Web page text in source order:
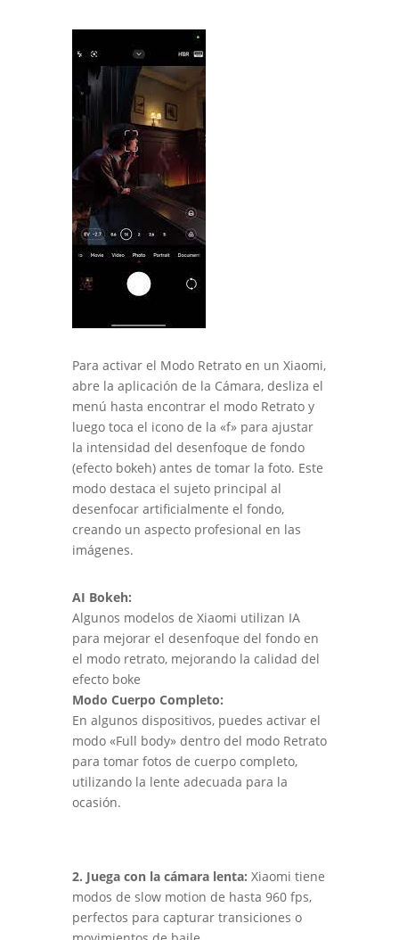
Para activar el Modo Retrato en un Xiaomi,
abre la aplicación de la Cámara, desliza el
menú hasta encontrar el modo Retrato y
luego toca el icono de la «f» para ajustar
la intensidad del desenfoque de fondo
(efecto bokeh) antes de tomar la foto. Este
modo destaca el sujeto principal al
desenfocar artificialmente el fondo,
creando un aspecto profesional en las
imágenes.
AI Bokeh:
Algunos modelos de Xiaomi utilizan IA
para mejorar el desenfoque del fondo en
el modo retrato, mejorando la calidad del
efecto boke
Modo Cuerpo Completo:
En algunos dispositivos, puedes activar el
modo «Full body» dentro del modo Retrato
para tomar fotos de cuerpo completo,
utilizando la lente adecuada para la
ocasión.
2. Juega con la cámara lenta: Xiaomi tiene
modos de slow motion de hasta 960 fps,
perfectos para capturar transiciones o